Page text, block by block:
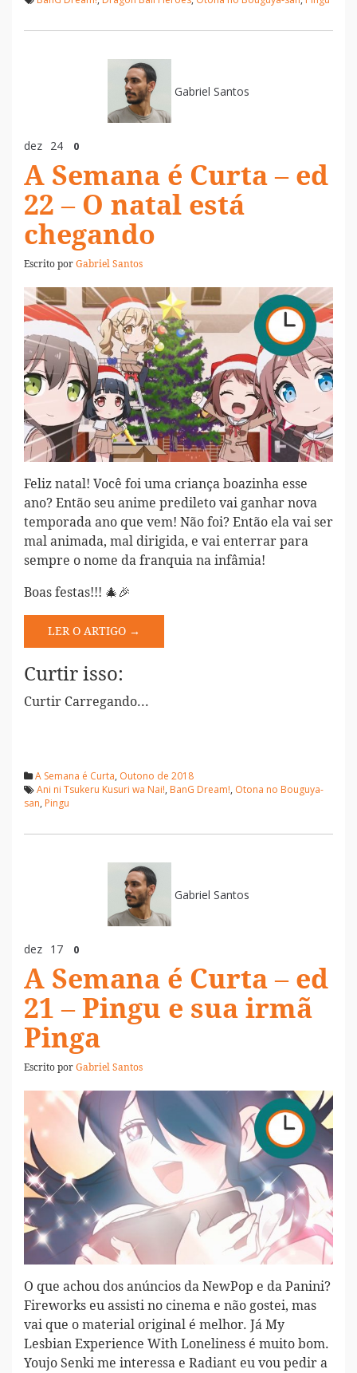
Gabriel Santos
dez 24 0
A Semana é Curta – ed
22 – O natal está
chegando
Escrito porGabriel Santos
Feliz natal! Você foi uma criança boazinha esse
ano? Então seu anime predileto vai ganhar nova
temporada ano que vem! Não foi? Então ela vai ser
mal animada, mal dirigida, e vai enterrar para
sempre o nome da franquia na infâmia!
Boas festas!!! 🎄🎉
LER O ARTIGO →
Curtir isso:
Curtir Carregando...
A Semana é Curta, Outono de 2018
Ani ni Tsukeru Kusuri wa Nai!, BanG Dream!, Otona no Bouguya-
san, Pingu
Gabriel Santos
dez 17 0
A Semana é Curta – ed
21 – Pingu e sua irmã
Pinga
Escrito porGabriel Santos
O que achou dos anúncios da NewPop e da Panini?
Fireworks eu assisti no cinema e não gostei, mas
vai que o material original é melhor. Já My
Lesbian Experience With Loneliness é muito bom.
Youjo Senki me interessa e Radiant eu vou pedir a